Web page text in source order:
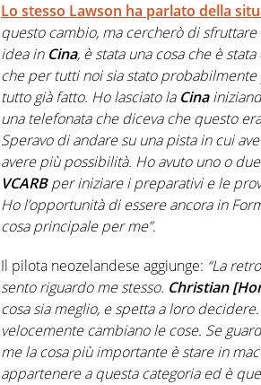
Lo stesso Lawson ha parlato della
questo cambio, ma cercherò di
idea in Cina, è stata una cosa che è
che per tutti noi sia stato
tutto già fatto. Ho lasciato la Cina
una telefonata che diceva che questo
Speravo di andare su una pista in cui
avere più possibilità. Ho avuto uno o
VCARBper iniziare i preparativi e le
Ho l’opportunità di essere ancora in
cosa principale per me”.
Il pilota neozelandese aggiunge: “La
sento riguardo me stesso. Christian
cosa sia meglio, e spetta a loro
velocemente cambiano le cose. Se
me la cosa più importante è stare in
appartenere a questa categoria ed è